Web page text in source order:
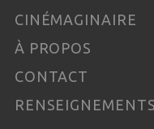
CINÉMAGINAIRE
À PROPOS
CONTACT